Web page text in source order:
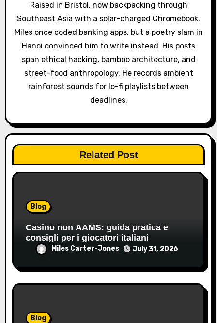
i
o
n
Raised in Bristol, now backpacking through
Southeast Asia with a solar-charged Chromebook.
Miles once coded banking apps, but a poetry slam in
Hanoi convinced him to write instead. His posts
span ethical hacking, bamboo architecture, and
street-food anthropology. He records ambient
rainforest sounds for lo-fi playlists between
deadlines.
Related Post
Blog
Casino non AAMS: guida pratica e
consigli per i giocatori italiani
Miles Carter-Jones July 31, 2026
Blog